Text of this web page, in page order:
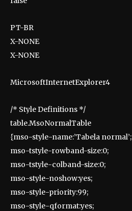
PT-BR
X-NONE
X-NONE
MicrosoftInternetExplorer4
/* Style Definitions */
table.MsoNormalTable
{mso-style-name:’Tabela normal’;
mso-tstyle-rowband-size:0;
mso-tstyle-colband-size:0;
mso-style-noshow:yes;
mso-style-priority:99;
mso-style-qformat:yes;